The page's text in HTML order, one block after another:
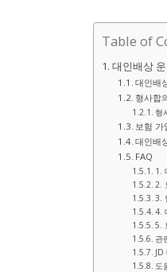
Table of
대인배상
대인배
형사합
형
보험
대인배
FAQ
1.
2.
3.
4.
5.
관
도